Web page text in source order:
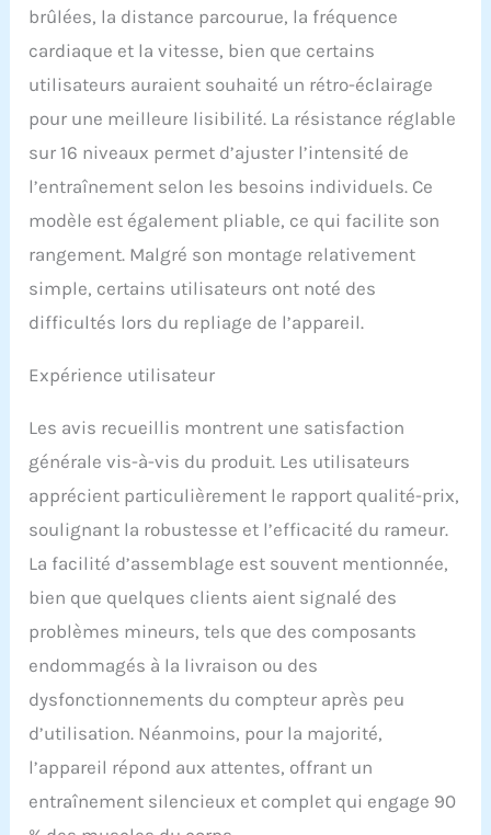
rameur offre une
allant jusqu'à 36
kilogrammes pour
considérablement votre
puissance explosive et
entraînement de
musculation. Grâce aux
les débutants et les
athlètes expérimentés
l'intensité qui leur
est fabriqué à partir de
qualité et conçu pour le
confort et la durabilité. Il
dispose d'un siège
ergonomique, d'une
glissière stable et
silencieuse, de pédales
antidérapantes
spacieuses, de poignées
durables et d'un support
L'appareil supporte des
utilisateurs pesant
jusqu'à 180 kg et est
donc adapté à un large
public cible Compact et
portable : avec son
brûlées, la distance parcourue, la fréquence
cardiaque et la vitesse, bien que certains
utilisateurs auraient souhaité un rétro-éclairage
pour une meilleure lisibilité. La résistance réglable
sur 16 niveaux permet d’ajuster l’intensité de
l’entraînement selon les besoins individuels. Ce
modèle est également pliable, ce qui facilite son
rangement. Malgré son montage relativement
simple, certains utilisateurs ont noté des
difficultés lors du repliage de l’appareil.
Expérience utilisateur
Les avis recueillis montrent une satisfaction
générale vis-à-vis du produit. Les utilisateurs
apprécient particulièrement le rapport qualité-prix,
soulignant la robustesse et l’efficacité du rameur.
La facilité d’assemblage est souvent mentionnée,
bien que quelques clients aient signalé des
problèmes mineurs, tels que des composants
endommagés à la livraison ou des
dysfonctionnements du compteur après peu
d’utilisation. Néanmoins, pour la majorité,
l’appareil répond aux attentes, offrant un
entraînement silencieux et complet qui engage 90